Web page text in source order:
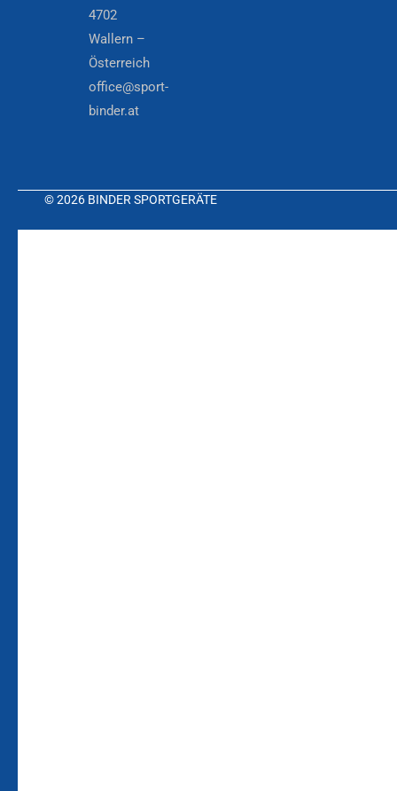
4702
Wallern –
Österreich
office@sport-
binder.at
© 2026 BINDER SPORTGERÄTE